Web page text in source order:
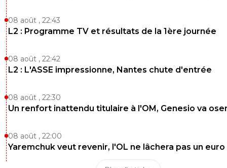
08 août , 22:43
L2 : Programme TV et résultats de la 1ère journée
08 août , 22:42
L2 : L'ASSE impressionne, Nantes chute d'entrée
08 août , 22:30
Un renfort inattendu titulaire à l'OM, Genesio va
08 août , 22:00
Yaremchuk veut revenir, l'OL ne lâchera pas un euro